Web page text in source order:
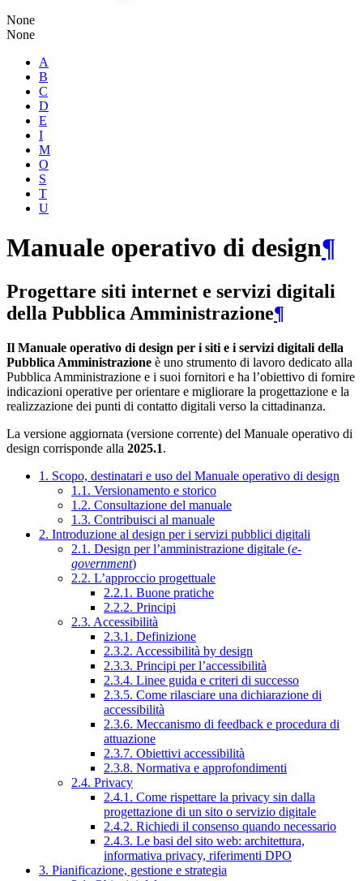
None
None
A
B
C
D
E
I
M
O
S
T
U
Manuale operativo di design¶
Progettare siti internet e servizi digitali
della Pubblica Amministrazione¶
Il Manuale operativo di design per i siti e i servizi digitali della
Pubblica Amministrazione è uno strumento di lavoro dedicato alla
Pubblica Amministrazione e i suoi fornitori e ha l’obiettivo di fornire
indicazioni operative per orientare e migliorare la progettazione e la
realizzazione dei punti di contatto digitali verso la cittadinanza.
La versione aggiornata (versione corrente) del Manuale operativo di
design corrisponde alla 2025.1.
1. Scopo, destinatari e uso del Manuale operativo di design
1.1. Versionamento e storico
1.2. Consultazione del manuale
1.3. Contribuisci al manuale
2. Introduzione al design per i servizi pubblici digitali
2.1. Design per l’amministrazione digitale (e-
government)
2.2. L’approccio progettuale
2.2.1. Buone pratiche
2.2.2. Principi
2.3. Accessibilità
2.3.1. Definizione
2.3.2. Accessibilità by design
2.3.3. Principi per l’accessibilità
2.3.4. Linee guida e criteri di successo
2.3.5. Come rilasciare una dichiarazione di
accessibilità
2.3.6. Meccanismo di feedback e procedura di
attuazione
2.3.7. Obiettivi accessibilità
2.3.8. Normativa e approfondimenti
2.4. Privacy
2.4.1. Come rispettare la privacy sin dalla
progettazione di un sito o servizio digitale
2.4.2. Richiedi il consenso quando necessario
2.4.3. Le basi del sito web: architettura,
informativa privacy, riferimenti DPO
3. Pianificazione, gestione e strategia